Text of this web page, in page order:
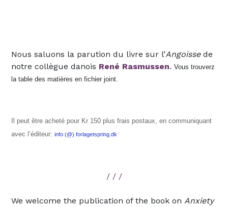
Nous saluons la parution du livre sur l’Angoissede
notre collègue danois René Rasmussen.Vous trouverz
la table des matières en fichier joint.
Il peut être acheté pour Kr 150 plus frais postaux, en communiquant
avec l’éditeur:info (@) forlagetspring.dk
/ / /
We welcome the publication of the book on Anxiety